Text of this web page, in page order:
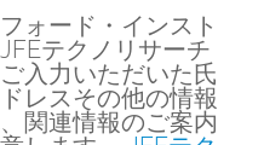
ォード・インスト
テクノリサーチ
入力いただいた氏
レスその他の情報
関連情報のご案内